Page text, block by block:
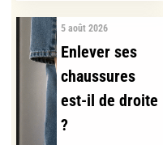
5 août 2026
Enlever ses
chaussures
est-il de droite
?